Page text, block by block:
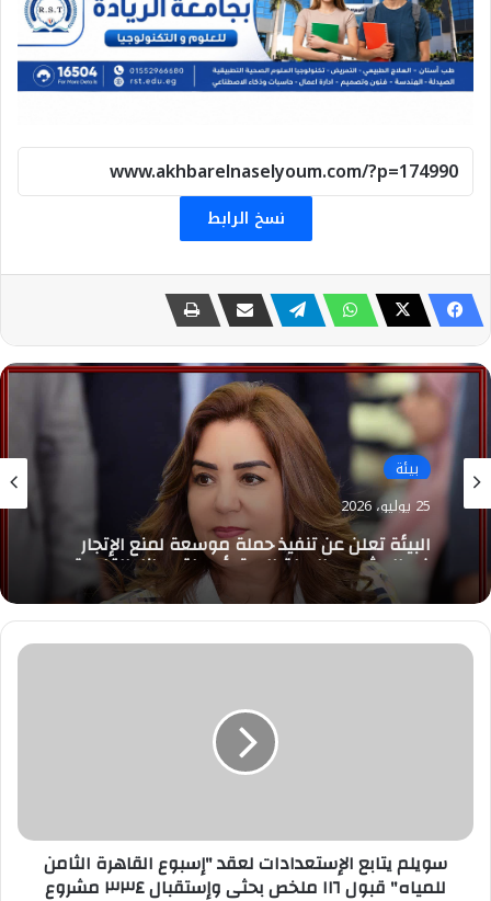
نسخ الرابط
بيئة
25 يوليو، 2026
البيئة تعلن عن تنفيذ حملة موسعة لمنع الإتجار
غير المشروع بالحياة البرية بأسواق ديانا بالقاهرة
سويلم
قبول
ملخص
سويلم يتابع الإستعدادات لعقد "إسبوع القاهرة الثامن
للمياه" قبول ١١٦ ملخص بحثى وإستقبال ٣٣٤ مشروع